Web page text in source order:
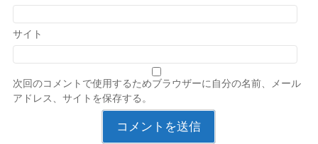
サイト
次回のコメントで使用するためブラウザーに自分の名前、メール
アドレス、サイトを保存する。